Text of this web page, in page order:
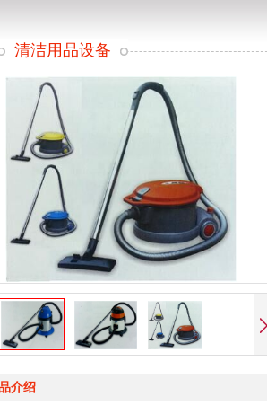
清洁用品设备
介绍